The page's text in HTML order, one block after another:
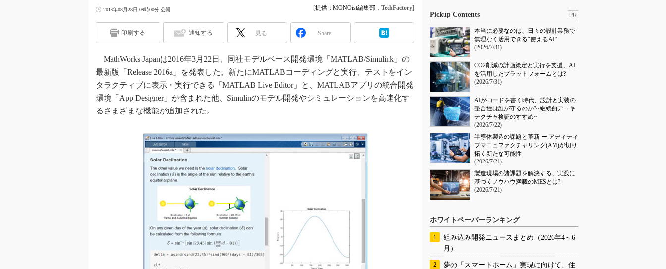
2016年03月28日 09時00分 公開 [提供：MONOist編集部 ， TechFactory]
印刷する 通知する 見る Share
MathWorks Japanは2016年3月22日、同社モデルベース開発環境「MATLAB/Simulink」の
最新版「Release 2016a」を発表した。新たにMATLABコーディングと実行、テストをイン
タラクティブに表示・実行できる「MATLAB Live Editor」と、MATLABアプリの統合開発
環境「App Designer」が含まれた他、Simulinのモデル開発やシミュレーションを高速化す
るさまざまな機能が追加された。
Pickup Contents PR
本当に必要なのは、日々の設計業務で
無理なく活用できる“使えるAI”
(2026/7/31)
CO2削減の計画策定と実行を支援、AI
を活用したプラットフォームとは?
(2026/7/31)
AIがコードを書く時代、設計と実装の
整合性は誰が守るのか?~継続的アーキ
テクチャ検証のすすめ~
(2026/7/22)
半導体製造の課題と革新 ー アディティ
ブマニュファクチャリング(AM)が切り
拓く新たな可能性
(2026/7/21)
製造現場の諸課題を解決する、実践に
基づくノウハウ満載のMESとは?
(2026/7/21)
ホワイトペーパーランキング
組み込み開発ニュースまとめ（2026年4～6
月）
夢の「スマートホーム」実現に向けて、住